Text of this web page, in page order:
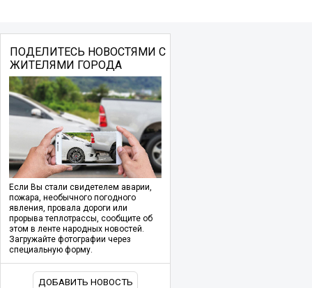
ПОДЕЛИТЕСЬ НОВОСТЯМИ С
ЖИТЕЛЯМИ ГОРОДА
Если Вы стали свидетелем аварии,
пожара, необычного погодного
явления, провала дороги или
прорыва теплотрассы, сообщите об
этом в ленте народных новостей.
Загружайте фотографии через
специальную форму.
ДОБАВИТЬ НОВОСТЬ